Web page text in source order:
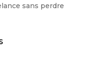
sans perdre